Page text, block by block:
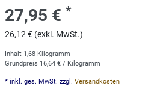
27,95 € *
26,12 € (exkl. MwSt.)
Inhalt 1,68 Kilogramm
Grundpreis 16,64 € / Kilogramm
* inkl. ges. MwSt. zzgl. Versandkosten